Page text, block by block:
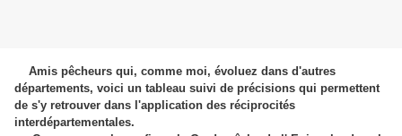
Amis pêcheurs qui, comme moi, évoluez dans d'autres
départements, voici un tableau suivi de précisions qui permettent
de s'y retrouver dans l'application des réciprocités
interdépartementales.